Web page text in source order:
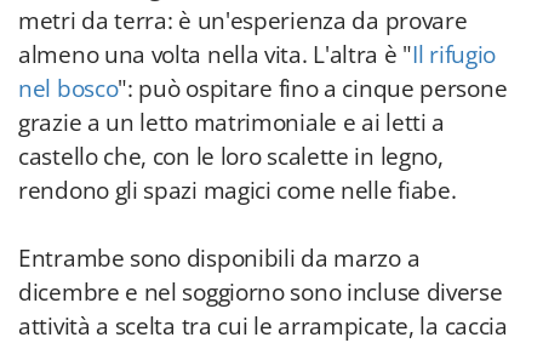
metri da terra: è un'esperienza da provare
almeno una volta nella vita. L'altra è "Il rifugio
nel bosco": può ospitare fino a cinque persone
grazie a un letto matrimoniale e ai letti a
castello che, con le loro scalette in legno,
rendono gli spazi magici come nelle fiabe.
Entrambe sono disponibili da marzo a
dicembre e nel soggiorno sono incluse diverse
attività a scelta tra cui le arrampicate, la caccia